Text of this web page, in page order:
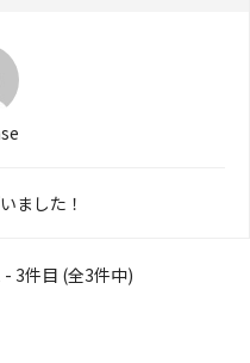
ました！
3件目 (全3件中)